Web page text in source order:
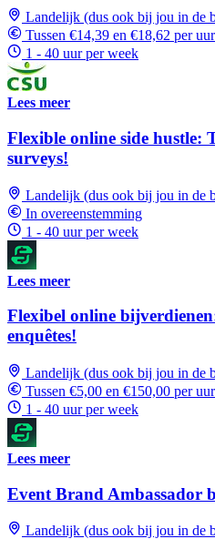
Landelijk (dus ook bij jou in de
Tussen €14,39 en €18,62 per uur
1 - 40 uur per week
Lees meer
Flexible online side hustle:
surveys!
Landelijk (dus ook bij jou in de
In overeenstemming
1 - 40 uur per week
Lees meer
Flexibel online
enquêtes!
Landelijk (dus ook bij jou in de
Tussen €5,00 en €150,00 per uur
1 - 40 uur per week
Lees meer
Event Brand Ambassador
Landelijk (dus ook bij jou in de